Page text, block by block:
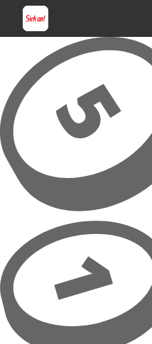
Zum Hauptinhalt springen